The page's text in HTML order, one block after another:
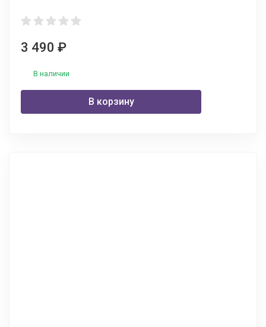
3 490 ₽
В наличии
В корзину